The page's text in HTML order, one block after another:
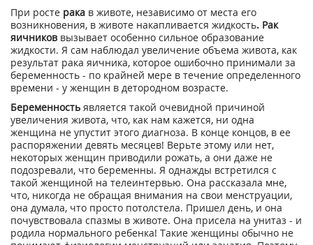
При росте рака в животе, независимо от места его
возникновения, в животе накапливается жидкость. Рак
яичников вызывает особенно сильное образование
жидкости. Я сам наблюдал увеличение объема живота, как
результат рака яичника, которое ошибочно принимали за
беременность - по крайней мере в течение определенного
времени - у женщин в детородном возрасте.
Беременность является такой очевидной причиной
увеличения живота, что, как нам кажется, ни одна
женщина не упустит этого диагноза. В конце концов, в ее
распоряжении девять месяцев! Верьте этому или нет,
некоторых женщин приводили рожать, а они даже не
подозревали, что беременны. Я однажды встретился с
такой женщиной на телеинтервью. Она рассказала мне,
что, никогда не обращая внимания на свои менструации,
она думала, что просто потолстела. Пришел день, и она
почувствовала спазмы в животе. Она присела на унитаз - и
родила нормального ребенка! Такие женщины обычно не